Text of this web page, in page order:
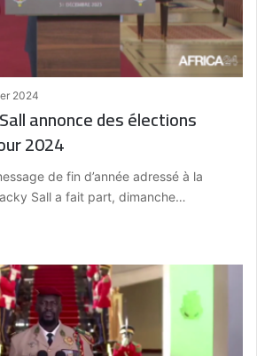
2024
annonce des élections
2024
de fin d’année adressé à la
Sall a fait part, dimanche…